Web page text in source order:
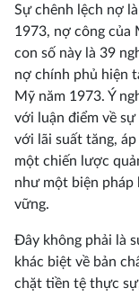
Sự chênh lệch nợ
1973, nợ công của
con số này là 39
nợ chính phủ hiện
Mỹ năm 1973. Ý
với luận điểm về
với lãi suất tăng,
một chiến lược
như một biện pháp
vững.
Đây không phải là
khác biệt về bản
chặt tiền tệ thực